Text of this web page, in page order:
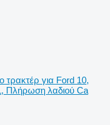
τρακτέρ για Ford 10,
Πλήρωση λαδιού Ca